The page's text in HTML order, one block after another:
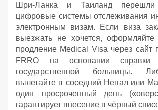
Шри-Ланка и Таиланд
цифровые системы отслеживания
электронным визам. Если виза
выезжать не хочется,
продление Medical Visa через сайт
FRRO на основании справки
государственной больницы.
вылетайте в соседний Непал или
один просроченный день
гарантирует внесение в чёрный